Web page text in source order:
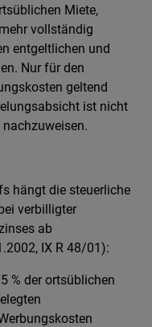
Miete,
vollständig
entgeltlichen und
Nur für den
geltend
ist nicht
hängt die steuerliche
verbilligter
ab
IX R 48/01):
% der ortsüblichen